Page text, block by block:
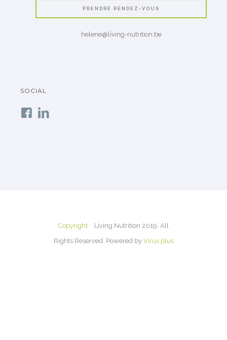
PRENDRE RENDEZ-VOUS
helene@living-nutrition.be
SOCIAL
Copyright
Living Nutrition 2019. All
Rights Reserved. Powered by Virus.plus